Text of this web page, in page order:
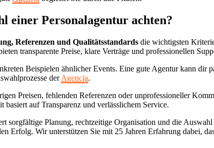
einer Personalagentur achten?
Referenzen und Qualitätsstandards die wichtigsten
transparente Preise, klare Verträge und professionellen
Beispielen ähnlicher Events. Eine gute Agentur kann
derAgencja.
Preisen, fehlenden Referenzen oder unprofessioneller
auf Transparenz und verlässlichem Service.
sorgfältige Planung, rechtzeitige Organisation und die Auswahl
Erfolg. Wir unterstützen Sie mit 25 Jahren Erfahrung dabei,